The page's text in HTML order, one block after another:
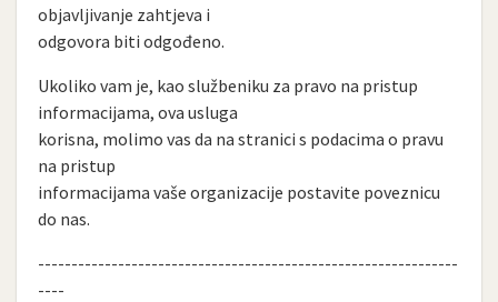
objavljivanje zahtjeva i
odgovora biti odgođeno.
Ukoliko vam je, kao službeniku za pravo na pristup
informacijama, ova usluga
korisna, molimo vas da na stranici s podacima o pravu
na pristup
informacijama vaše organizacije postavite poveznicu
do nas.
---------------------------------------------------------------
----